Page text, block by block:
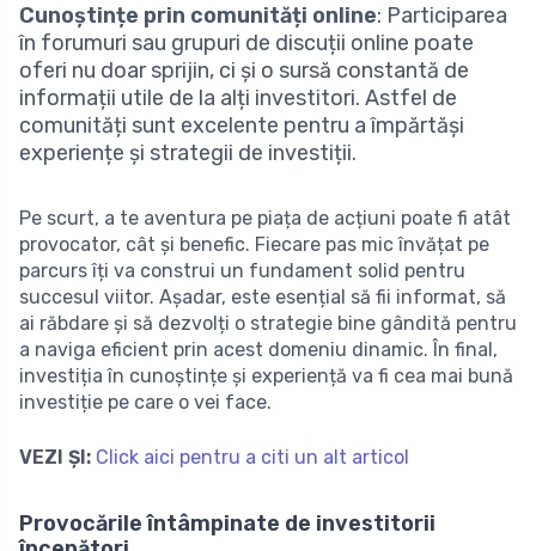
Cunoștințe prin comunități online: Participarea
în forumuri sau grupuri de discuții online poate
oferi nu doar sprijin, ci și o sursă constantă de
informații utile de la alți investitori. Astfel de
comunități sunt excelente pentru a împărtăși
experiențe și strategii de investiții.
Pe scurt, a te aventura pe piața de acțiuni poate fi atât
provocator, cât și benefic. Fiecare pas mic învățat pe
parcurs îți va construi un fundament solid pentru
succesul viitor. Așadar, este esențial să fii informat, să
ai răbdare și să dezvolți o strategie bine gândită pentru
a naviga eficient prin acest domeniu dinamic. În final,
investiția în cunoștințe și experiență va fi cea mai bună
investiție pe care o vei face.
VEZI ȘI: Click aici pentru a citi un alt articol
Provocările întâmpinate de investitorii